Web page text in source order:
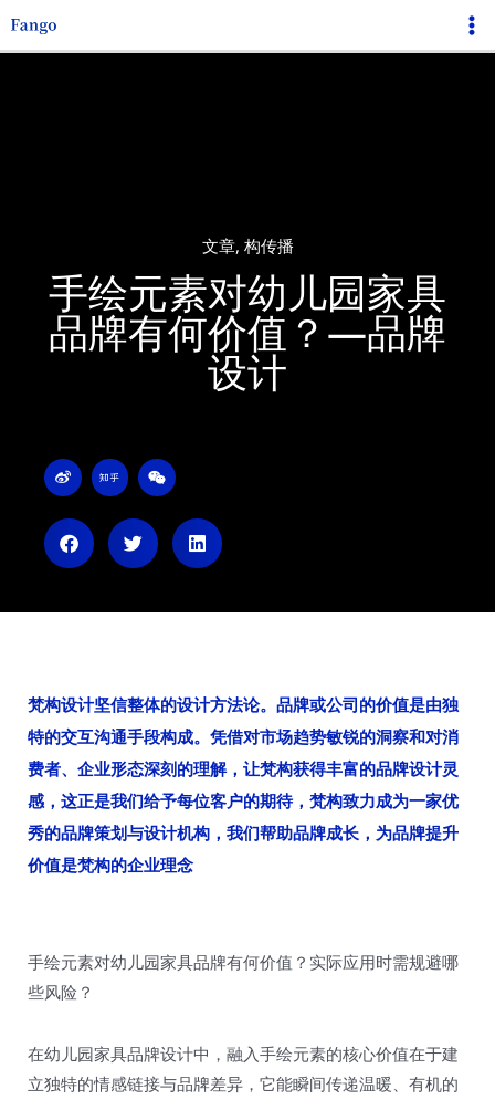
跳
至
文章, 构传播
手绘元素对幼儿园家具
品牌有何价值？—品牌
设计
W
e
i
Z
h
i
u
W
e
i
i
n
梵构设计坚信整体的设计方法论。品牌或公司的价值是由独
特的交互沟通手段构成。凭借对市场趋势敏锐的洞察和对消
费者、企业形态深刻的理解，让梵构获得丰富的品牌设计灵
感，这正是我们给予每位客户的期待，梵构致力成为一家优
秀的品牌策划与设计机构，我们帮助品牌成长，为品牌提升
价值是梵构的企业理念
手绘元素对幼儿园家具品牌有何价值？实际应用时需规避哪
些风险？
在幼儿园家具品牌设计中，融入手绘元素的核心价值在于建
立独特的情感链接与品牌差异，它能瞬间传递温暖、有机的